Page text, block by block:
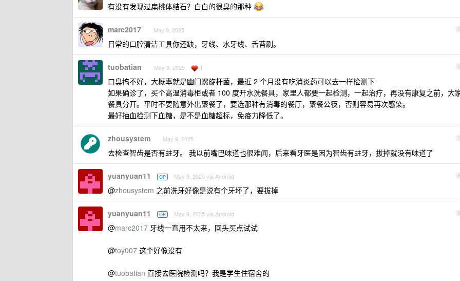
有没有发现过扁桃体结石？白白的很臭的那种
5
marc2017 May 9, 2025
日常的口腔清洁工具你还缺，牙线、水牙线、舌苔刷。
6
tuobatian May 9, 2025 1
口臭搞不好，大概率就是幽门螺旋杆菌，最近 2 个月没有吃消炎药可以去一样检测下
如果确诊了，买个高温消毒柜或者 100 度开水洗餐具，家里人都要一起检测，一起治疗，再没有康复之前，大
餐具分开。平时不要随意外出聚餐了，要选那种有消毒的餐厅，聚餐公筷，否则容易再次感染。
最好抽血检测下血糖，是不是血糖超标，免疫力降低了。
7
zhousystem May 9, 2025
去检查智齿是否有蛀牙。 我以前嘴巴味道也很难闻，后来看牙医是因为智齿有蛀牙，拔掉就没有味道了
8
yuanyuan11 OP May 9, 2025 via Android
@zhousystem 之前洗牙好像是说有个牙坏了，要拔掉
9
yuanyuan11 OP May 9, 2025 via Android
@marc2017 牙线一直用不太来，回头买点试试
@toy007 这个好像没有
@tuobatian 直接去医院检测吗？我是学生住宿舍的